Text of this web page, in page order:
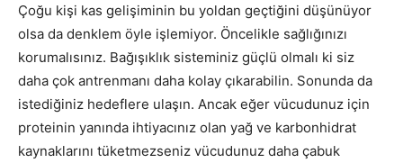
Çoğu kişi kas gelişiminin bu yoldan geçtiğini düşünüyor
olsa da denklem öyle işlemiyor. Öncelikle sağlığınızı
korumalısınız. Bağışıklık sisteminiz güçlü olmalı ki siz
daha çok antrenmanı daha kolay çıkarabilin. Sonunda da
istediğiniz hedeflere ulaşın. Ancak eğer vücudunuz için
proteinin yanında ihtiyacınız olan yağ ve karbonhidrat
kaynaklarını tüketmezseniz vücudunuz daha çabuk